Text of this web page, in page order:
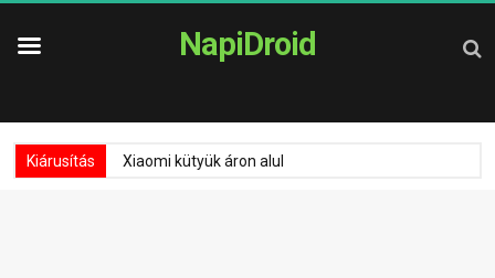
NapiDroid
Kiárusítás Xiaomi kütyük áron alul